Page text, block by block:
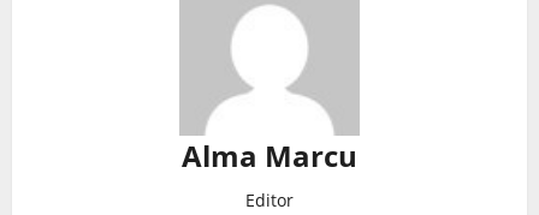
Alma Marcu
Editor